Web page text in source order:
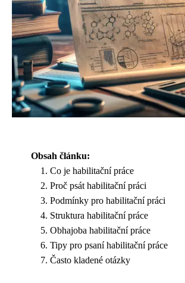
Obsah článku:
Co je habilitační práce
Proč psát habilitační práci
Podmínky pro habilitační práci
Struktura habilitační práce
Obhajoba habilitační práce
Tipy pro psaní habilitační práce
Často kladené otázky